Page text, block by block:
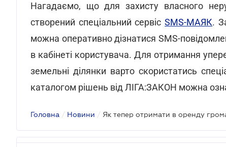
Нагадаємо, що для захисту власного
створений спеціальний сервісSMS-МАЯК.
можна оперативно дізнатися SMS-
в кабінеті користувача. Для отримання
земельні ділянки варто скористатись
каталогом рішень від ЛІГА:ЗАКОН можна
Головна / Новини / Як тепер отримати в оренду